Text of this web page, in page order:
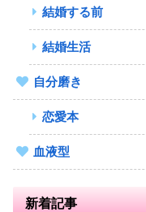
結婚する前
結婚生活
自分磨き
恋愛本
血液型
新着記事